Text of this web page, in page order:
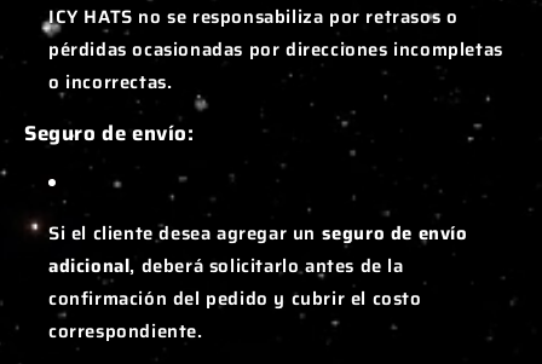
ICY HATS no se responsabiliza por retrasos o
pérdidas ocasionadas por direcciones incompletas
o incorrectas.
Seguro de envío:
Si el cliente desea agregar un seguro de envío
adicional, deberá solicitarlo antes de la
confirmación del pedido y cubrir el costo
correspondiente.